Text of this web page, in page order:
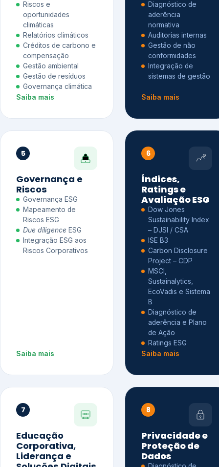
Riscos e
oportunidades
climáticas
Relatórios climáticos
Créditos de carbono e
compensação
Gestão ambiental
Gestão de resíduos
Governança climática
Saiba mais
Diagnóstico de
aderência
normativa
Auditorias internas
Gestão de não
conformidades
Integração de
sistemas de gestão
Saiba mais
5
Governança e
Riscos
Governança ESG
Mapeamento de
Riscos ESG
Due diligence ESG
Integração ESG aos
Riscos Corporativos
Saiba mais
6
Índices,
Ratings e
Avaliação ESG
Dow Jones
Sustainability Index
– DJSI / CSA
ISE B3
Carbon Disclosure
Project – CDP
MSCI,
Sustainalytics,
EcoVadis e Sistema
B
Diagnóstico de
aderência e Plano
de Ação
Ratings ESG
Saiba mais
7
Educação
Corporativa,
Liderança e
8
Privacidade e
Proteção de
Dados